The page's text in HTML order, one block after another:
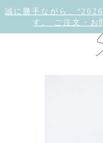
誠に勝手ながら、
す。 ご注文・お